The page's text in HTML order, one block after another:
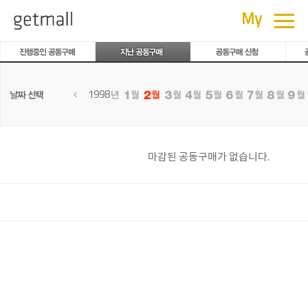
My ≡
공동구매
1998
마감된 공동구매가 없습니다.